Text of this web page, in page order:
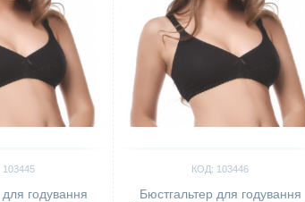
годування
КОД: 103446
Бюстгальтер для годування